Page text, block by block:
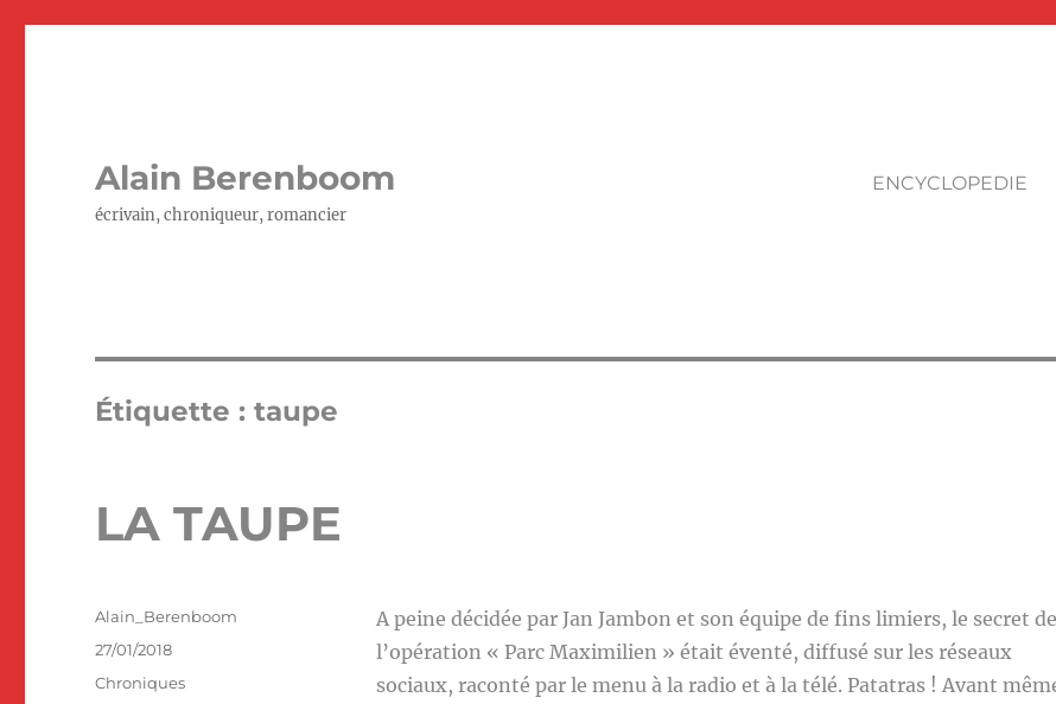
Alain Berenboom
écrivain, chroniqueur, romancier
ENCYCLOPEDIE
Étiquette :taupe
LA TAUPE
A peine décidée par Jan Jambon et son équipe de fins limiers, le secret de
l’opération « Parc Maximilien » était éventé, diffusé sur les réseaux
sociaux, raconté par le menu à la radio et à la télé. Patatras ! Avant
Auteur
Alain_Berenboom
Publié
le
27/01/2018
Catégories
Chroniques